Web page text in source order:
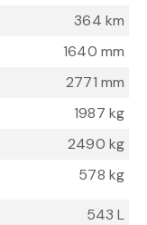
364 km
1640 mm
2771 mm
1987 kg
2490 kg
578 kg
543 L